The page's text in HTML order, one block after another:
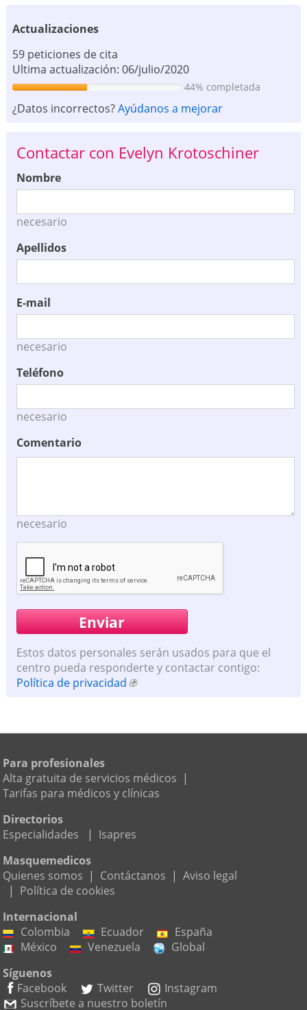
Actualizaciones
59 peticiones de cita
Ultima actualización: 06/julio/2020
44% completada
¿Datos incorrectos?Ayúdanos a mejorar
Contactar con Evelyn Krotoschiner
Nombre
necesario
Apellidos
E-mail
necesario
Teléfono
necesario
Comentario
necesario
Estos datos personales serán usados para que el
centro pueda responderte y contactar contigo:
Política de privacidad
Para profesionales
Alta gratuita de servicios médicos |
Tarifas para médicos y clínicas
Directorios
Especialidades
| Isapres
Masquemedicos
Quienes somos | Contáctanos | Aviso legal
| Política de cookies
Internacional
Colombia
Ecuador
España
México
Venezuela
Global
Síguenos
Facebook
Twitter
Instagram
Suscríbete a nuestro boletín